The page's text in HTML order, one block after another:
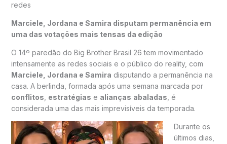
redes
Marciele, Jordana e Samira disputam permanência em
uma das votações mais tensas da edição
O 14º paredão do Big Brother Brasil 26 tem movimentado
intensamente as redes sociais e o público do reality, com
Marciele, Jordana e Samira disputando a permanência na
casa. A berlinda, formada após uma semana marcada por
conflitos estratégias e alianças abaladas , é
considerada uma das mais imprevisíveis da temporada.
Durante os
últimos dias,